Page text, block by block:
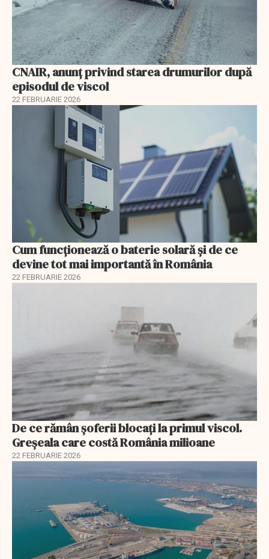
CNAIR, anunț privind starea drumurilor după
episodul de viscol
22 FEBRUARIE 2026
Cum funcționează o baterie solară și de ce
devine tot mai importantă în România
22 FEBRUARIE 2026
De ce rămân șoferii blocați la primul viscol.
Greșeala care costă România milioane
22 FEBRUARIE 2026